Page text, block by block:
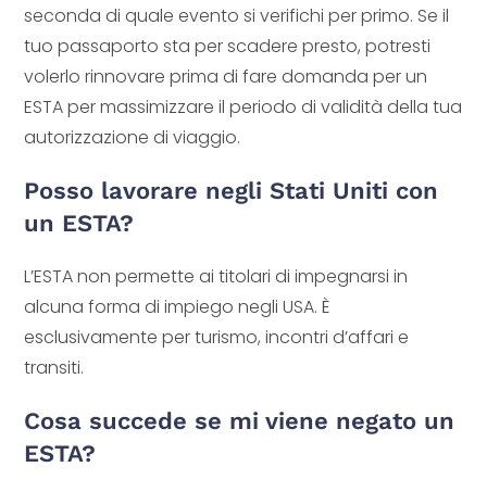
seconda di quale evento si verifichi per primo. Se il
tuo passaporto sta per scadere presto, potresti
volerlo rinnovare prima di fare domanda per un
ESTA per massimizzare il periodo di validità della tua
autorizzazione di viaggio.
Posso lavorare negli Stati Uniti con
un ESTA?
L’ESTA non permette ai titolari di impegnarsi in
alcuna forma di impiego negli USA. È
esclusivamente per turismo, incontri d’affari e
transiti.
Cosa succede se mi viene negato un
ESTA?